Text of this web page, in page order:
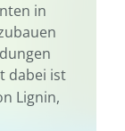
in
dabei ist
Lignin,